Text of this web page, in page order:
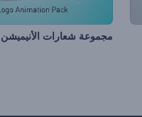
مجموعة شعارات